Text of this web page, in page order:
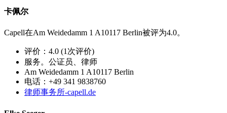
卡佩尔
Capell在Am Weidedamm 1 A10117 Berlin被评为4.0。
评价：4.0 (1次评价)
服务。公证员、律师
Am Weidedamm 1 A10117 Berlin
电话：+49 341 9838760
律师事务所-capell.de